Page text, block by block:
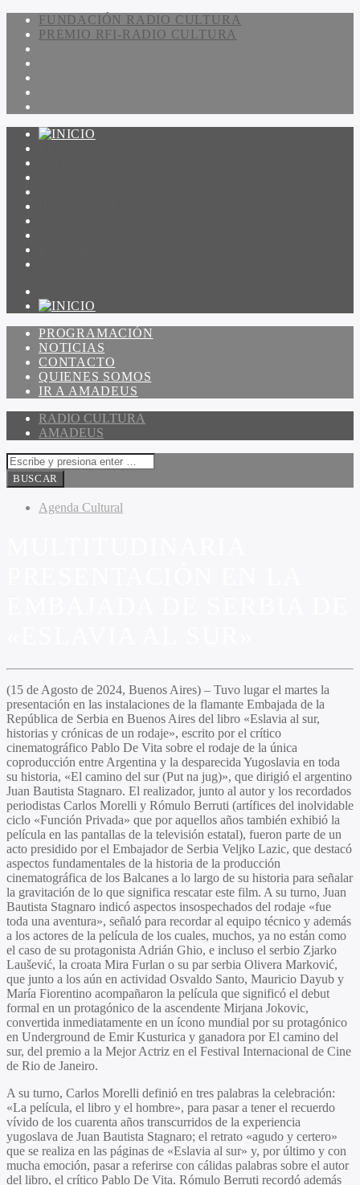
FUNDACIÓN RADIO CULTURA
PREMIO RFI-RADIO CULTURA
PROGRAMACIÓN
NOTICIAS
CONTACTO
QUIENES SOMOS
IR A AMADEUS
RADIO CULTURA
AMADEUS
Agenda Cultural
(15 de Agosto de 2024, Buenos Aires) – Tuvo lugar el martes la
presentación en las instalaciones de la flamante Embajada de la
República de Serbia en Buenos Aires del libro «Eslavia al sur,
historias y crónicas de un rodaje», escrito por el crítico
cinematográfico Pablo De Vita sobre el rodaje de la única
coproducción entre Argentina y la desparecida Yugoslavia en toda
su historia, «El camino del sur (Put na jug)», que dirigió el argentino
Juan Bautista Stagnaro. El realizador, junto al autor y los recordados
periodistas Carlos Morelli y Rómulo Berruti (artífices del inolvidable
ciclo «Función Privada» que por aquellos años también exhibió la
película en las pantallas de la televisión estatal), fueron parte de un
acto presidido por el Embajador de Serbia Veljko Lazic, que destacó
aspectos fundamentales de la historia de la producción
cinematográfica de los Balcanes a lo largo de su historia para señalar
la gravitación de lo que significa rescatar este film. A su turno, Juan
Bautista Stagnaro indicó aspectos insospechados del rodaje «fue
toda una aventura», señaló para recordar al equipo técnico y además
a los actores de la película de los cuales, muchos, ya no están como
el caso de su protagonista Adrián Ghio, e incluso el serbio Zjarko
Laušević, la croata Mira Furlan o su par serbia Olivera Marković,
que junto a los aún en actividad Osvaldo Santo, Mauricio Dayub y
María Fiorentino acompañaron la película que significó el debut
formal en un protagónico de la ascendente Mirjana Jokovic,
convertida inmediatamente en un ícono mundial por su protagónico
en Underground de Emir Kusturica y ganadora porEl camino del
sur, del premio a la Mejor Actriz en el Festival Internacional de Cine
de Rio de Janeiro.
A su turno, Carlos Morelli definió en tres palabras la celebración:
«La película, el libro y el hombre», para pasar a tener el recuerdo
vívido de los cuarenta años transcurridos de la experiencia
yugoslava de Juan Bautista Stagnaro; el retrato «agudo y certero»
que se realiza en las páginas de «Eslavia al sur» y, por último y con
mucha emoción, pasar a referirse con cálidas palabras sobre el autor
del libro, el crítico Pablo De Vita. Rómulo Berruti recordó además